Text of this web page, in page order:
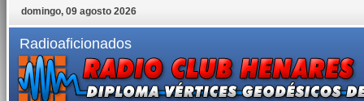
domingo, 09 agosto 2026
Radioaficionados